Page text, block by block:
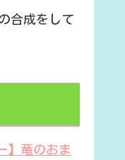
合成をして
】竜のおま